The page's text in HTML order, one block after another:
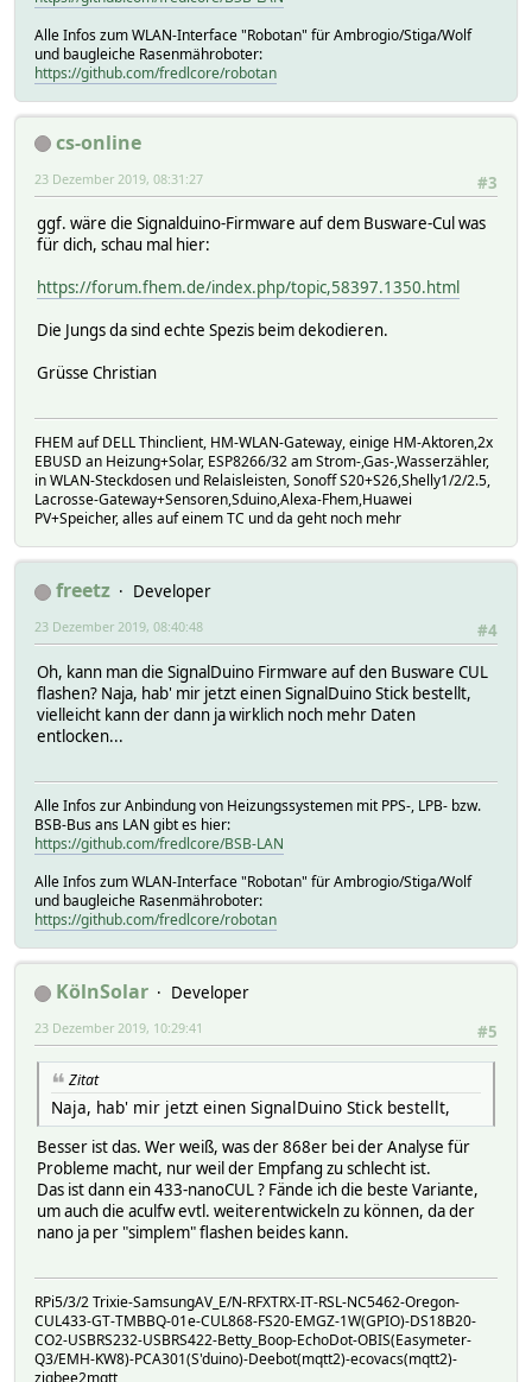
Alle Infos zum WLAN-Interface "Robotan" für Ambrogio/Stiga/Wolf
und baugleiche Rasenmähroboter:
https://github.com/fredlcore/robotan
cs-online
#3
23 Dezember 2019, 08:31:27
ggf. wäre die Signalduino-Firmware auf dem Busware-Cul was
für dich, schau mal hier:
https://forum.fhem.de/index.php/topic,58397.1350.html
Die Jungs da sind echte Spezis beim dekodieren.
Grüsse Christian
FHEM auf DELL Thinclient, HM-WLAN-Gateway, einige HM-Aktoren,2x
EBUSD an Heizung+Solar, ESP8266/32 am Strom-,Gas-,Wasserzähler,
in WLAN-Steckdosen und Relaisleisten, Sonoff S20+S26,Shelly1/2/2.5,
Lacrosse-Gateway+Sensoren,Sduino,Alexa-Fhem,Huawei
PV+Speicher, alles auf einem TC und da geht noch mehr
freetz
Developer
#4
23 Dezember 2019, 08:40:48
Oh, kann man die SignalDuino Firmware auf den Busware CUL
flashen? Naja, hab' mir jetzt einen SignalDuino Stick bestellt,
vielleicht kann der dann ja wirklich noch mehr Daten
entlocken...
Alle Infos zur Anbindung von Heizungssystemen mit PPS-, LPB- bzw.
BSB-Bus ans LAN gibt es hier:
https://github.com/fredlcore/BSB-LAN
Alle Infos zum WLAN-Interface "Robotan" für Ambrogio/Stiga/Wolf
und baugleiche Rasenmähroboter:
https://github.com/fredlcore/robotan
KölnSolar
Developer
#5
23 Dezember 2019, 10:29:41
Zitat
Naja, hab' mir jetzt einen SignalDuino Stick bestellt,
Besser ist das. Wer weiß, was der 868er bei der Analyse für
Probleme macht, nur weil der Empfang zu schlecht ist.
Das ist dann ein 433-nanoCUL ? Fände ich die beste Variante,
um auch die aculfw evtl. weiterentwickeln zu können, da der
nano ja per "simplem" flashen beides kann.
RPi5/3/2 Trixie-SamsungAV_E/N-RFXTRX-IT-RSL-NC5462-Oregon-
CUL433-GT-TMBBQ-01e-CUL868-FS20-EMGZ-1W(GPIO)-DS18B20-
CO2-USBRS232-USBRS422-Betty_Boop-EchoDot-OBIS(Easymeter-
Q3/EMH-KW8)-PCA301(S'duino)-Deebot(mqtt2)-ecovacs(mqtt2)-